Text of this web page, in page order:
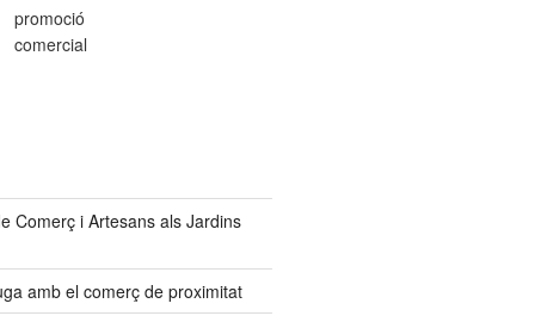
promoció
comercial
Comerç i Artesans als Jardins
amb el comerç de proximitat